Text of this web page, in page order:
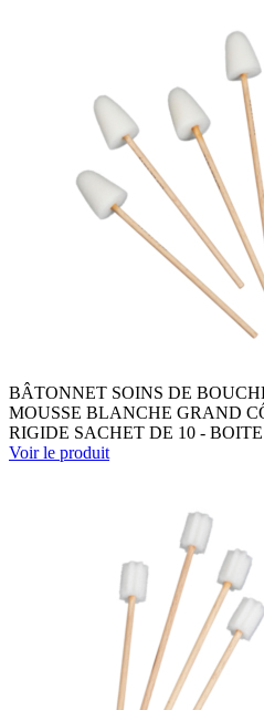
BÂTONNET SOINS DE
MOUSSE BLANCHE GRAND
RIGIDE SACHET DE 10 -
Voir le produit